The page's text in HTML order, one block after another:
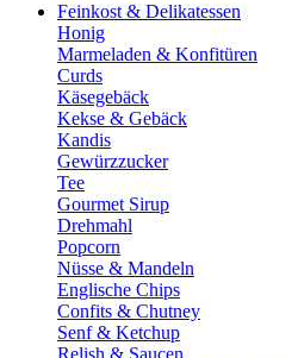
Feinkost & Delikatessen
Honig
Marmeladen & Konfitüren
Curds
Käsegebäck
Kekse & Gebäck
Kandis
Gewürzzucker
Tee
Gourmet Sirup
Drehmahl
Popcorn
Nüsse & Mandeln
Englische Chips
Confits & Chutney
Senf & Ketchup
Relish & Saucen